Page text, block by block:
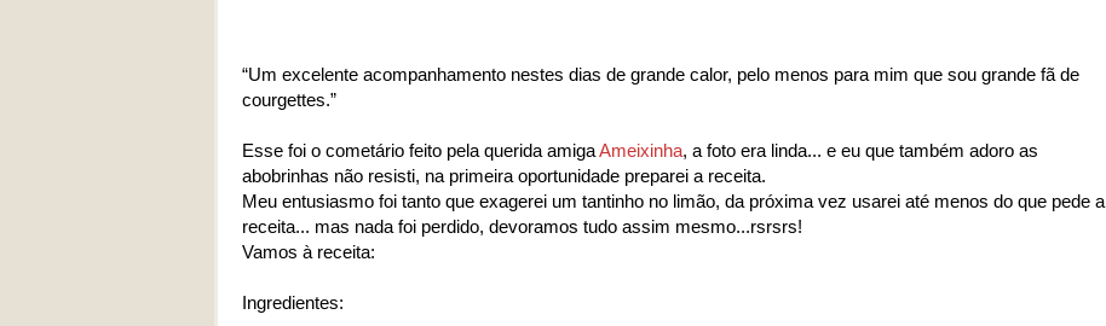
“Um excelente acompanhamento nestes dias de grande calor, pelo menos para mim que sou grande fã de
courgettes.”
Esse foi o cometário feito pela querida amigaAmeixinha, a foto era linda... e eu que também adoro as
abobrinhas não resisti, na primeira oportunidade preparei a receita.
Meu entusiasmo foi tanto que exagerei um tantinho no limão, da próxima vez usarei até menos do que pede a
receita... mas nada foi perdido, devoramos tudo assim mesmo...rsrsrs!
Vamos à receita:
Ingredientes: